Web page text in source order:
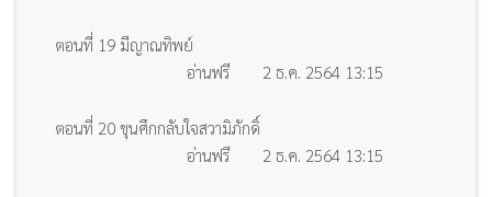
ตอนที่ 19 มีญาณทิพย์
อ่านฟรี
2 ธ.ค. 2564 13:15
ตอนที่ 20 ขุนศึกกลับใจสวามิภักดิ์
อ่านฟรี
2 ธ.ค. 2564 13:15